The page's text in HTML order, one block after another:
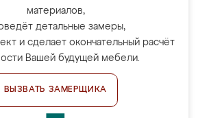
материалов,
детальные замеры,
и сделает окончательный расчёт
Вашей будущей мебели.
ВЫЗВАТЬ ЗАМЕРЩИКА